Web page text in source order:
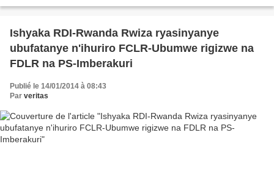
Ishyaka RDI-Rwanda Rwiza ryasinyanye
ubufatanye n'ihuriro FCLR-Ubumwe rigizwe na
FDLR na PS-Imberakuri
Publié le 14/01/2014 à 08:43
Par veritas